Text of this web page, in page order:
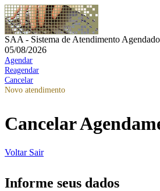
SAA - Sistema de Atendimento Agendado
05/08/2026
Agendar
Reagendar
Cancelar
Novo atendimento
Cancelar
Voltar Sair
Informe seus dados